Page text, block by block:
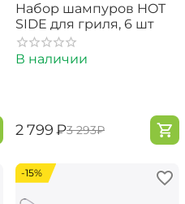
Набор шампуров HOT
SIDE для гриля, 6 шт
В наличии
‍2 799‍₽‍3 293‍₽
-15%